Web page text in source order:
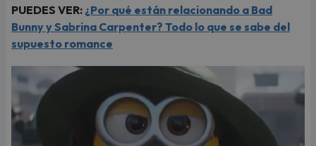
PUEDES VER: ¿Por qué están relacionando a Bad
Bunny y Sabrina Carpenter? Todo lo que se sabe del
supuesto romance